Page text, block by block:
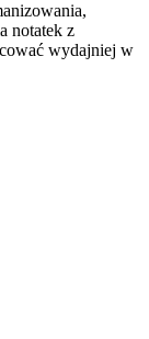
notatek z
wydajniej w